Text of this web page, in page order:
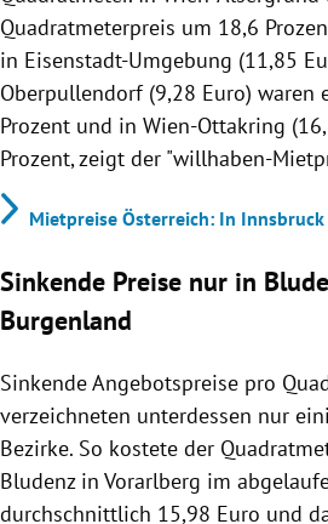
Quadratmeterpreis um 18,6
in Eisenstadt-Umgebung (11,85
Oberpullendorf (9,28 Euro) waren
Prozent und in Wien-Ottakring
Prozent, zeigt der "willhaben-
Mietpreise Österreich: In
Sinkende Preise nur in
Burgenland
Sinkende Angebotspreise pro
verzeichneten unterdessen nur
Bezirke. So kostete der
Bludenz in Vorarlberg im
durchschnittlich 15,98 Euro und